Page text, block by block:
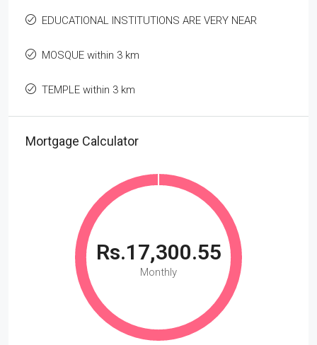
EDUCATIONAL INSTITUTIONS ARE VERY NEAR
MOSQUE within 3 km
TEMPLE within 3 km
Mortgage Calculator
Rs.17,300.55
Monthly